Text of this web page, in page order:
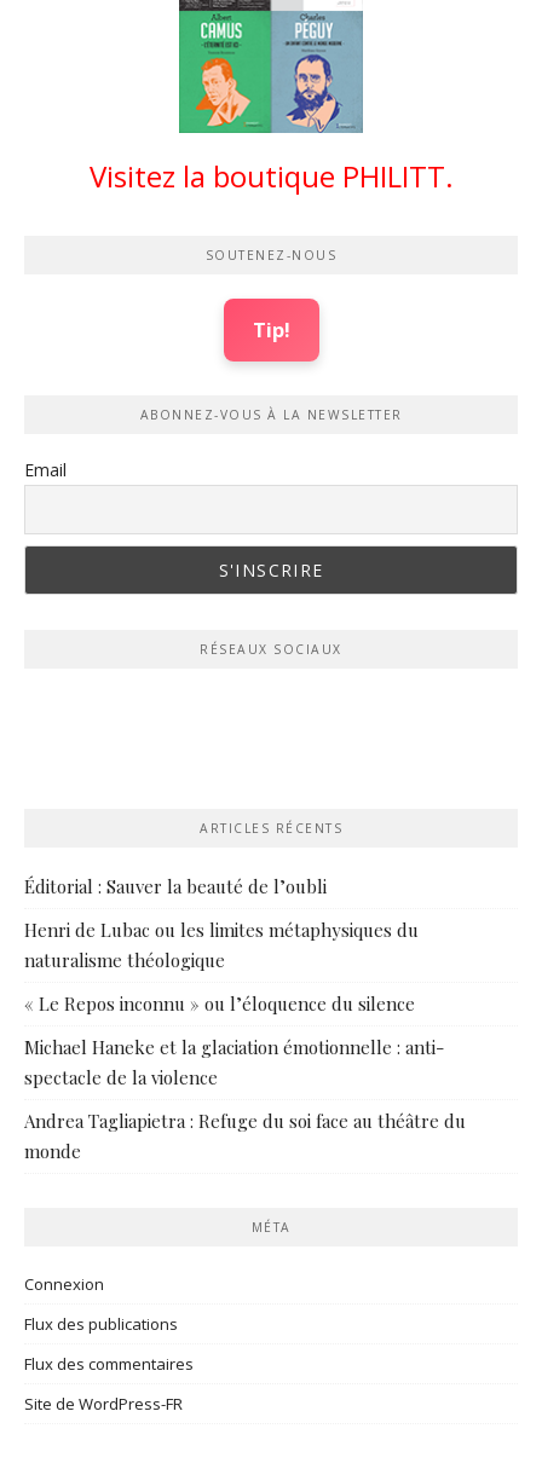
Visitez la boutique PHILITT.
SOUTENEZ-NOUS
Tip!
ABONNEZ-VOUS À LA NEWSLETTER
Email
RÉSEAUX SOCIAUX
ARTICLES RÉCENTS
Éditorial : Sauver la beauté de l’oubli
Henri de Lubac ou les limites métaphysiques du
naturalisme théologique
« Le Repos inconnu » ou l’éloquence du silence
Michael Haneke et la glaciation émotionnelle : anti-
spectacle de la violence
Andrea Tagliapietra : Refuge du soi face au théâtre du
monde
MÉTA
Connexion
Flux des publications
Flux des commentaires
Site de WordPress-FR